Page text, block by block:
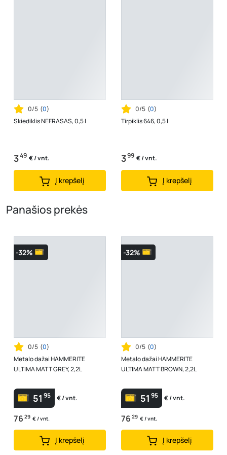
0/5 (0)
Skiediklis NEFRASAS, 0,5 l
349 € / vnt.
Į krepšelį
0/5 (0)
Tirpiklis 646, 0,5 l
399 € / vnt.
Į krepšelį
Panašios prekės
-32%
0/5 (0)
Metalo dažai HAMMERITE
ULTIMA MATT GREY, 2,2L
51 95 € / vnt.
76 29 € / vnt.
Į krepšelį
-32%
0/5 (0)
Metalo dažai HAMMERITE
ULTIMA MATT BROWN, 2,2L
51 95 € / vnt.
76 29 € / vnt.
Į krepšelį